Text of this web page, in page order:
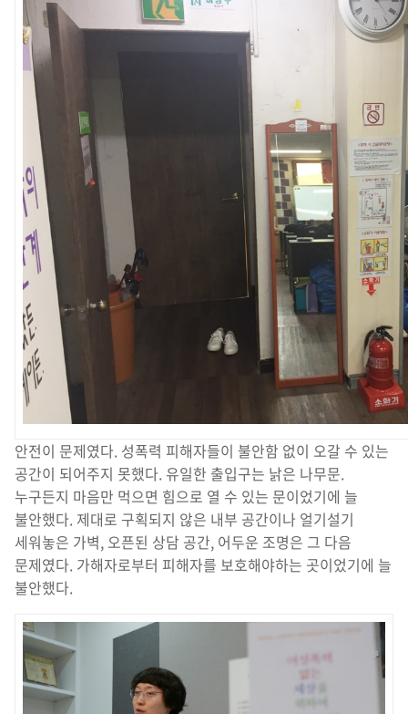
안전이 문제였다. 성폭력 피해자들이 불안함 없이 오갈 수 있는
공간이 되어주지 못했다. 유일한 출입구는 낡은 나무문.
누구든지 마음만 먹으면 힘으로 열 수 있는 문이었기에 늘
불안했다. 제대로 구획되지 않은 내부 공간이나 얼기설기
세워놓은 가벽, 오픈된 상담 공간, 어두운 조명은 그 다음
문제였다. 가해자로부터 피해자를 보호해야하는 곳이었기에 늘
불안했다.